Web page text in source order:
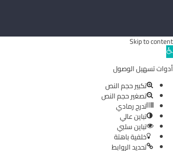
Skip to content
Open
toolbar
أدوات تسهيل الوصول
تكبير حجم النص
تصغير حجم النص
تدرج رمادي
تباين عالي
تباين سلبي
خلفية باهتة
تحديد الروابط